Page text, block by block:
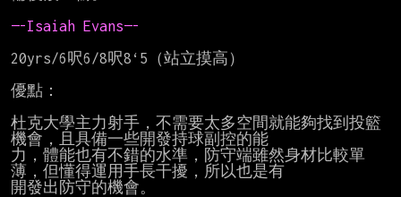
—-Isaiah Evans—-
20yrs/6呎6/8呎8‘5（站立摸高）
優點：
杜克大學主力射手，不需要太多空間就能夠找到投籃
機會，且具備一些開發持球副控的能
力，體能也有不錯的水準，防守端雖然身材比較單
薄，但懂得運用手長干擾，所以也是有
開發出防守的機會。